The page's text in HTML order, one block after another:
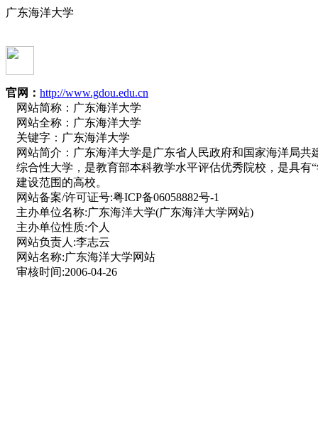
广东海洋大学
官网： http://www.gdou.edu.cn
网站简称： 广东海洋大学
网站全称： 广东海洋大学
关键字： 广东海洋大学
网站简介： 广东海洋大学是广东省人民政府和国家海洋局
综合性大学，是教育部本科教学水平评估优秀院校，是具
建设范围的高校。
网站备案/许可证号:粤ICP备06058882号-1
主办单位名称:广东海洋大学(广东海洋大学网站)
主办单位性质:个人
网站负责人:李志云
网站名称:广东海洋大学网站
审核时间:2006-04-26